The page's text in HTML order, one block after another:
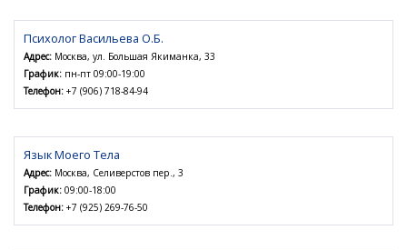
Психолог Васильева О.Б.
Адрес: Москва, ул. Большая Якиманка, 33
График: пн-пт 09:00-19:00
Телефон: +7 (906) 718-84-94
Язык Моего Тела
Адрес: Москва, Селиверстов пер., 3
График: 09:00-18:00
Телефон: +7 (925) 269-76-50